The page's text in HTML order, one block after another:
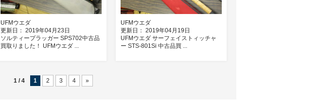
UFMウエダ
更新日： 2019年04月23日
ソルティープラッガー SPS702中古品
買取りました！ UFMウエダ ...
UFMウエダ
更新日： 2019年04月19日
UFMウエダ サーフェイストィッチャ
ー STS-801Si 中古品買 ...
1 / 4 1 2 3 4 »